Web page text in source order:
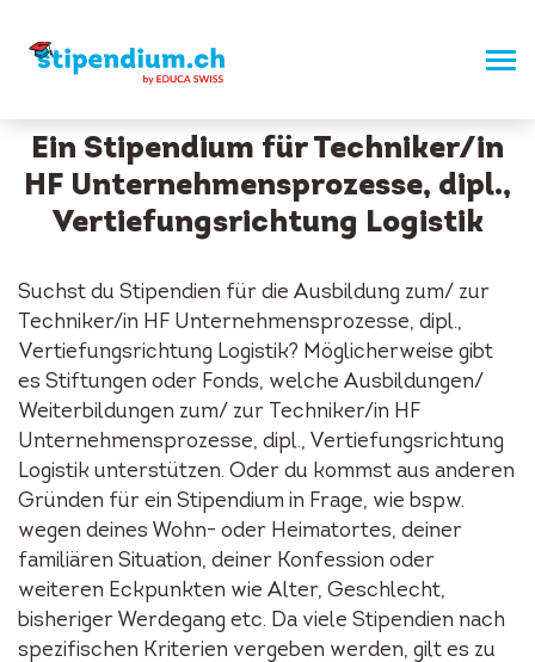
Ein Stipendium für Techniker/in
HF Unternehmensprozesse, dipl.,
Vertiefungsrichtung Logistik
Suchst du Stipendien für die Ausbildung zum/ zur
Techniker/in HF Unternehmensprozesse, dipl.,
Vertiefungsrichtung Logistik? Möglicherweise gibt
es Stiftungen oder Fonds, welche Ausbildungen/
Weiterbildungen zum/ zur Techniker/in HF
Unternehmensprozesse, dipl., Vertiefungsrichtung
Logistik unterstützen. Oder du kommst aus anderen
Gründen für ein Stipendium in Frage, wie bspw.
wegen deines Wohn- oder Heimatortes, deiner
familiären Situation, deiner Konfession oder
weiteren Eckpunkten wie Alter, Geschlecht,
bisheriger Werdegang etc. Da viele Stipendien nach
spezifischen Kriterien vergeben werden, gilt es zu